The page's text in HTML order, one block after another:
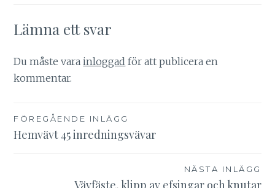
Lämna ett svar
Du måste varainloggad för att publicera en
kommentar.
Inläggsnavigering
FÖREGÅENDE INLÄGG
Hemvävt 45 inredningsvävar
NÄSTA INLÄGG
Vävfäste, klipp av efsingar och knutar